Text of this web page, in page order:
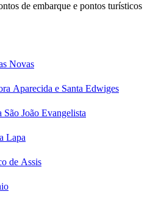
de embarque e pontos turísticos
Novas
Aparecida e Santa Edwiges
João Evangelista
Lapa
de Assis